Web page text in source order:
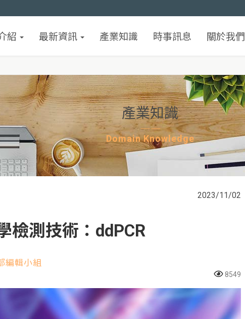
紹 最新資訊 產業知識 時事訊息 關於我們
產業知識
Domain Knowledge
2023/11/02
檢測技術：ddPCR
編輯小組
8549